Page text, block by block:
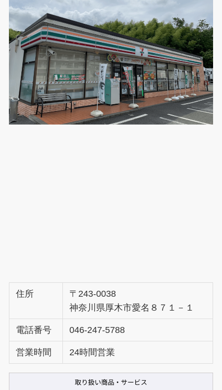
住所
〒243-0038
神奈川県厚木市愛名８７１－１
電話番号 046-247-5788
営業時間 24時間営業